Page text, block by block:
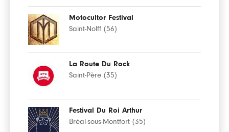
Motocultor Festival
Saint-Nolff (56)
La Route Du Rock
Saint-Père (35)
Festival Du Roi Arthur
Bréal-sous-Montfort (35)